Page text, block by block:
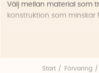
Välj mellan material som
konstruktion som minskar
badrum fungerar en smal
Start Förvaring